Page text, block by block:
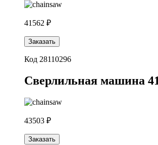
41562 ₽
Заказать
Код 28110296
Cверлильная машина
43503 ₽
Заказать